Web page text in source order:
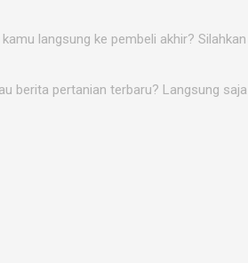
langsung ke pembeli akhir?
berita pertanian terbaru? Langsung